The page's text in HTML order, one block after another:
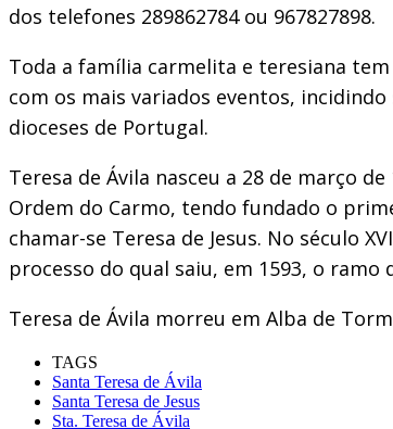
dos telefones 289862784 ou 967827898.
Toda a família carmelita e teresiana
com os mais variados eventos,
dioceses de Portugal.
Teresa de Ávila nasceu a 28 de março
Ordem do Carmo, tendo fundado o
chamar-se Teresa de Jesus. No século
processo do qual saiu, em 1593, o ramo
Teresa de Ávila morreu em Alba de
TAGS
Santa Teresa de Ávila
Santa Teresa de Jesus
Sta. Teresa de Ávila